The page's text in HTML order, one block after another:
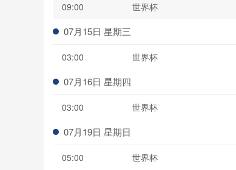
09:00
世界杯
07月15日 星期三
03:00 世界杯
07月16日 星期四
03:00 世界杯
07月19日 星期日
05:00 世界杯